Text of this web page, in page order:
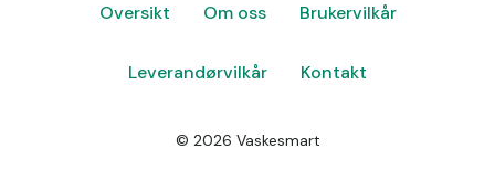
Oversikt Om oss Brukervilkår
Leverandørvilkår Kontakt
© 2026 Vaskesmart